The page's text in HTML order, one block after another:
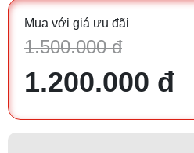
Mua với giá ưu đãi
1.500.000 đ
1.200.000 đ